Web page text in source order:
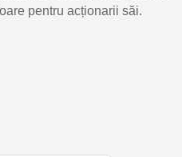
pentru acționarii săi.